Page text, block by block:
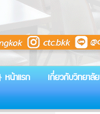
หน้าแรก เกี่ยวกับวิทยาลัย